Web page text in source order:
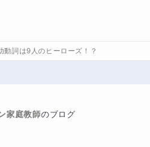
動詞は9人のヒーローズ！？
家庭教師のブログ